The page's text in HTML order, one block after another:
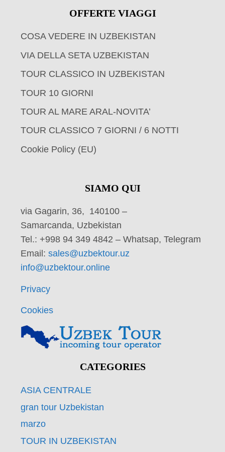
OFFERTE VIAGGI
COSA VEDERE IN UZBEKISTAN
VIA DELLA SETA UZBEKISTAN
TOUR CLASSICO IN UZBEKISTAN
TOUR 10 GIORNI
TOUR AL MARE ARAL-NOVITA’
TOUR CLASSICO 7 GIORNI / 6 NOTTI
Cookie Policy (EU)
SIAMO QUI
via Gagarin, 36, 140100 –
Samarcanda, Uzbekistan
Tel.: +998 94 349 4842 – Whatsap, Telegram
Email: sales@uzbektour.uz
info@uzbektour.online
Privacy
Cookies
CATEGORIES
ASIA CENTRALE
gran tour Uzbekistan
marzo
TOUR IN UZBEKISTAN